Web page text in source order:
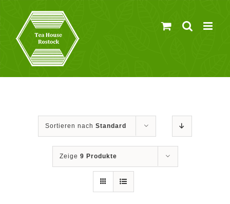
springen
Sortieren nach Standard
Zeige 9 Produkte